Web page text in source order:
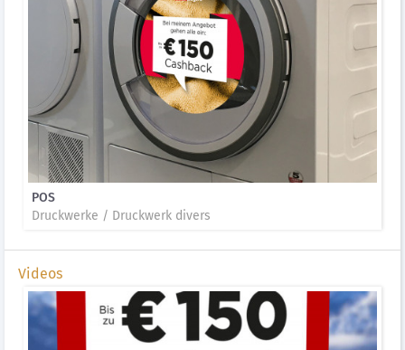
POS
Druckwerke / Druckwerk divers
Videos